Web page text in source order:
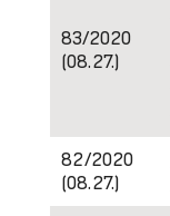
83/2020
(08.27.)
82/2020
(08.27.)